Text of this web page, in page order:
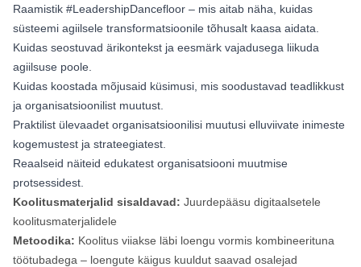
Raamistik #LeadershipDancefloor – mis aitab näha, kuidas
süsteemi agiilsele transformatsioonile tõhusalt kaasa aidata.
Kuidas seostuvad ärikontekst ja eesmärk vajadusega liikuda
agiilsuse poole.
Kuidas koostada mõjusaid küsimusi, mis soodustavad teadlikkust
ja organisatsioonilist muutust.
Praktilist ülevaadet organisatsioonilisi muutusi elluviivate inimeste
kogemustest ja strateegiatest.
Reaalseid näiteid edukatest organisatsiooni muutmise
protsessidest.
Koolitusmaterjalid sisaldavad: Juurdepääsu digitaalsetele
koolitusmaterjalidele
Metoodika: Koolitus viiakse läbi loengu vormis kombineerituna
töötubadega – loengute käigus kuuldut saavad osalejad